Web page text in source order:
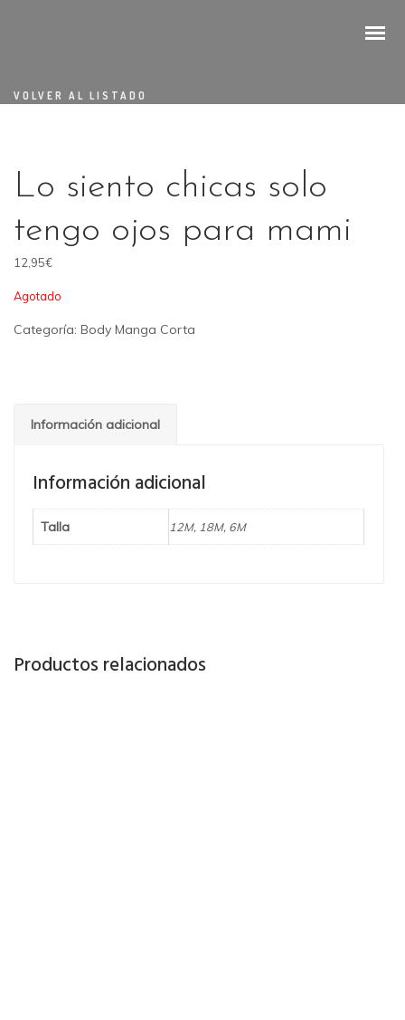
VOLVER AL LISTADO
Lo siento chicas solo
tengo ojos para mami
12,95€
Agotado
Categoría: Body Manga Corta
Información adicional
Información adicional
Talla 12M, 18M, 6M
Productos relacionados